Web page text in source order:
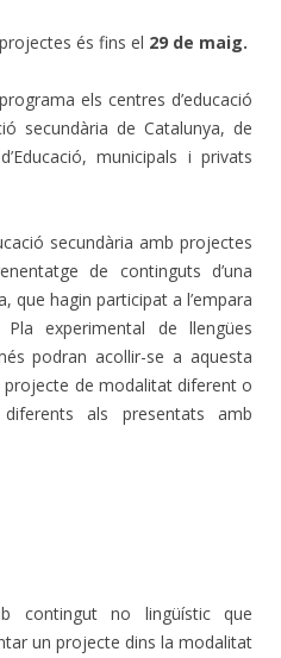
és fins el 29 de maig.
els centres d’educació
secundària de Catalunya, de
municipals i privats
secundària amb projectes
de continguts d’una
que hagin participat a l’empara
experimental de llengües
podran acollir-se a aquesta
de modalitat diferent o
als presentats amb
contingut no lingüístic que
un projecte dins la modalitat